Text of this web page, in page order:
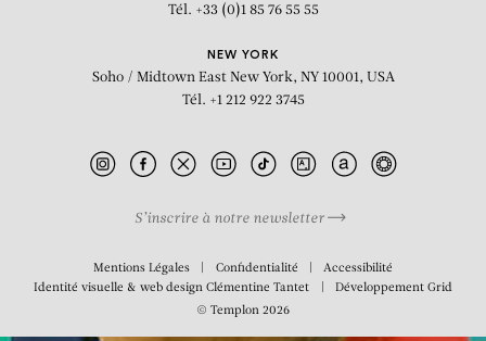
Shellac and Candy
Tél. +33 (0)1 85 76 55 55
NEW YORK
Soho / Midtown East New York, NY 10001, USA
Tél. +1 212 922 3745
S’inscrire à notre newsletter
Mentions Légales Confidentialité
Accessibilité
Identité visuelle & web designClémentine Tantet Développement Grid
© Templon 2026